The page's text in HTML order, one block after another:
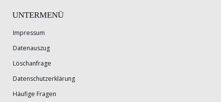
UNTERMENÜ
Impressum
Datenauszug
Löschanfrage
Datenschutzerklärung
Häufige Fragen